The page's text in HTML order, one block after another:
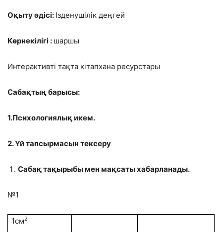
Оқыту әдісі: Ізденушілік деңгей
Көрнекілігі : шаршы
Интерактивті тақта кітапхана ресурстары
Сабақтың барысы:
1.Психологиялық икем.
2. Үй тапсырмасын тексеру
Сабақ тақырыбы мен мақсаты хабарланады.
№1
1см2